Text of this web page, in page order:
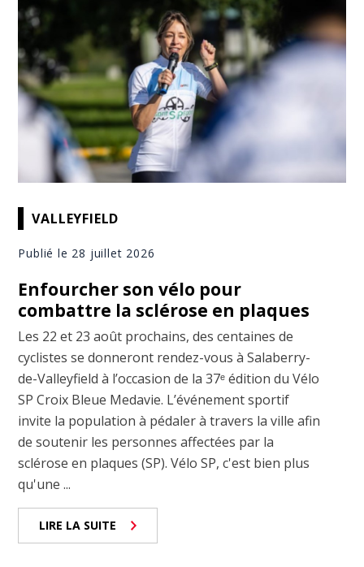
VALLEYFIELD
Publié le 28 juillet 2026
Enfourcher son vélo pour
combattre la sclérose en plaques
Les 22 et 23 août prochains, des centaines de
cyclistes se donneront rendez-vous à Salaberry-
de-Valleyfield à l’occasion de la 37ᵉ édition du Vélo
SP Croix Bleue Medavie. L’événement sportif
invite la population à pédaler à travers la ville afin
de soutenir les personnes affectées par la
sclérose en plaques (SP). Vélo SP, c'est bien plus
qu'une ...
LIRE LA SUITE